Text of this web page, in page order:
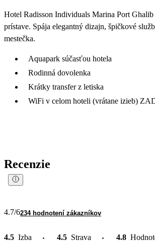
Hotel Radisson Individuals Marina Port
prístave. Spája elegantný dizajn, špičkové
mestečka.
Aquapark súčasťou hotela
Rodinná dovolenka
Krátky transfer z letiska
WiFi v celom hoteli (vrátane izieb)
Recenzie
4.7/6234 hodnotení zákazníkov
4.5 Izba 4.5 Strava 4.8